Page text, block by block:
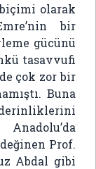
olarak
bir
gücünü
tasavvufi
çok zor bir
Buna
Prof.
Abdal gibi